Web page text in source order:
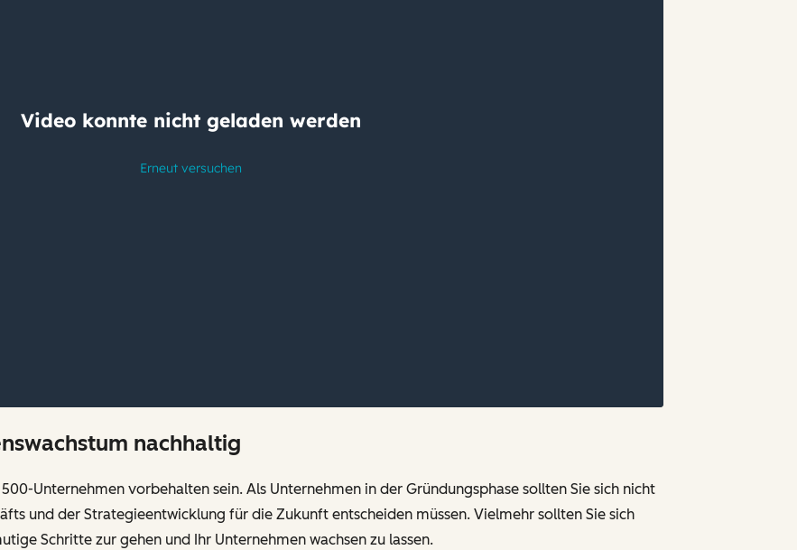
nachhaltig
Unternehmen vorbehalten sein. Als Unternehmen in der Gründungsphase sollten Sie sich nicht
und der Strategieentwicklung für die Zukunft entscheiden müssen. Vielmehr sollten Sie sich
Schritte zur gehen und Ihr Unternehmen wachsen zu lassen.